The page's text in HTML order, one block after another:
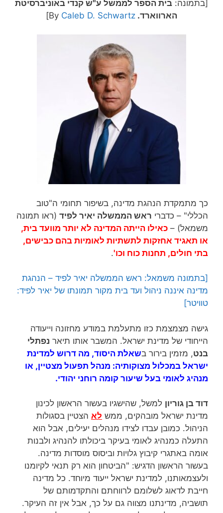
[בתמונה: בית הספר לממשל ע"ש קנדי באוניברסיטת
הארווארד.
By Caleb D. Schwartz
]
כך מתמקדת הנהגת מדינה, בשיפור תחומי ה"טוב
הכללי" – כדברי ראש הממשלה יאיר לפיד (ראו תמונה
משמאל) – כאילו הייתה המדינה לא יותר מוועד בית,
או תאגיד אחזקות לתשתיות לאומיות בהם כבישים,
בתי חולים, תחנות כוח וכו'.
[בתמונה משמאל: ראש הממשלה יאיר לפיד – הנהגת
מדינה איננה ניהול ועד בית מקור תמונתו של יאיר לפיד:
טוויטר]
גישה מצמצמת כזו מתעלמת במודע מחזונה וייעודה
הייחודי של מדינת ישראל. המשבר אותו תיאר נפתלי
בנט, מזמין בירור בשאלת היסוד, מה דרוש למדינת
ישראל במכלול מצוקותיה: מנהל תפעול מצטיין, או
מנהיג לאומי בעל שיעור קומה רוחני יהודי.
דוד בן גוריון למשל, שהישגיו בעשור הראשון לכינון
מדינת ישראל מובהקים, ממש לא הצטיין בסגולות
הניהול. כמובן עבדו לצידו מנהלים יעילים, אבל הוא
התעלה כמנהיג לאומי בעיקר ביכולתו להנהיג ולבנות
אומה באתגרי קיבוץ גלויות וביסוס מוסדות מדינה.
בעשור הראשון הדגיש: "הביטחון הוא רק תנאי לקיומנו
ולעצמאותנו, למדינת ישראל ייעוד מיוחד. כל מדינה
חייבת לדאוג לשלומם לרווחתם והתקדמותם של
תושביה, מדינתנו מצווה גם על כך, אבל אין זה העיקר.